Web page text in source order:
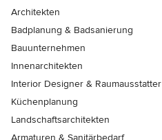
Architekten
Badplanung & Badsanierung
Bauunternehmen
Innenarchitekten
Interior Designer & Raumausstatter
Küchenplanung
Landschaftsarchitekten